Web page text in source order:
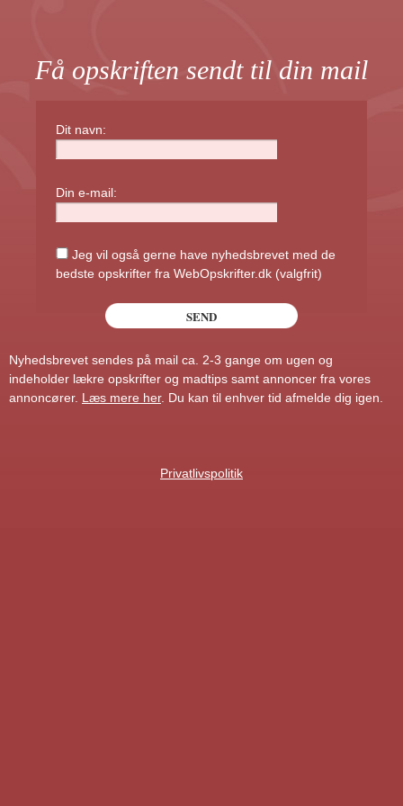
Få opskriften sendt til din mail
Dit navn:
Din e-mail:
Jeg vil også gerne have nyhedsbrevet med de
bedste opskrifter fra WebOpskrifter.dk (valgfrit)
Nyhedsbrevet sendes på mail ca. 2-3 gange om ugen og
indeholder lækre opskrifter og madtips samt annoncer fra vores
annoncører. Læs mere her. Du kan til enhver tid afmelde dig igen.
Privatlivspolitik